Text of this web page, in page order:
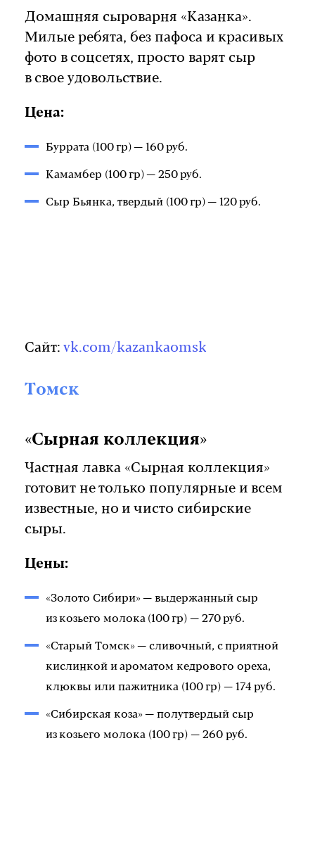
Домашняя сыроварня «Казанка».
Милые ребята, без пафоса и красивых
фото в соцсетях, просто варят сыр
в свое удовольствие.
Цена:
Буррата (100 гр) — 160 руб.
Камамбер (100 гр) — 250 руб.
Сыр Бьянка, твердый (100 гр) — 120 руб.
Сайт: vk.com/kazankaomsk
Томск
«Сырная коллекция»
Частная лавка «Сырная коллекция»
готовит не только популярные и всем
известные, но и чисто сибирские
сыры.
Цены:
«Золото Сибири» — выдержанный сыр
из козьего молока (100 гр) — 270 руб.
«Старый Томск» — сливочный, с приятной
кислинкой и ароматом кедрового ореха,
клюквы или пажитника (100 гр) — 174 руб.
«Сибирская коза» — полутвердый сыр
из козьего молока (100 гр) — 260 руб.